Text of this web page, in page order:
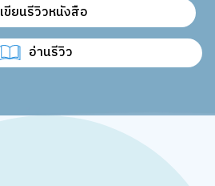
เขียนรีวิวหนังสือ
อ่านรีวิว